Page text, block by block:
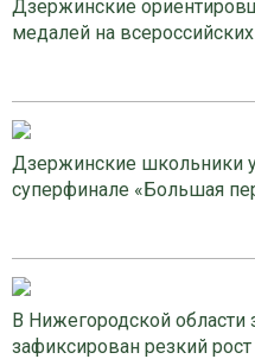
Дзержинские
медалей на
Дзержинские школьники
суперфинале «Большая
В Нижегородской области
зафиксирован резкий